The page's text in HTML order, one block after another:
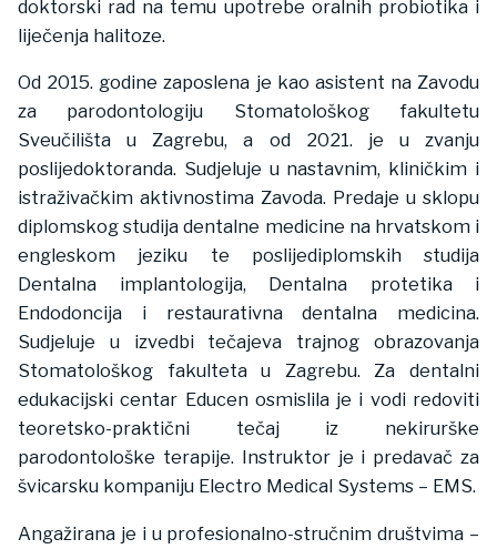
doktorski rad na temu upotrebe oralnih probiotika i
liječenja halitoze.
Od 2015. godine zaposlena je kao asistent na Zavodu
za parodontologiju Stomatološkog fakultetu
Sveučilišta u Zagrebu, a od 2021. je u zvanju
poslijedoktoranda. Sudjeluje u nastavnim, kliničkim i
istraživačkim aktivnostima Zavoda. Predaje u sklopu
diplomskog studija dentalne medicine na hrvatskom i
engleskom jeziku te poslijediplomskih studija
Dentalna implantologija, Dentalna protetika i
Endodoncija i restaurativna dentalna medicina.
Sudjeluje u izvedbi tečajeva trajnog obrazovanja
Stomatološkog fakulteta u Zagrebu. Za dentalni
edukacijski centar Educen osmislila je i vodi redoviti
teoretsko-praktični tečaj iz nekirurške
parodontološke terapije. Instruktor je i predavač za
švicarsku kompaniju Electro Medical Systems – EMS.
Angažirana je i u profesionalno-stručnim društvima –